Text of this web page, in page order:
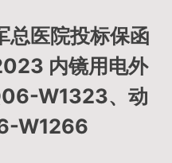
总医院投标保函
内镜用电外
W1323、动
W1266